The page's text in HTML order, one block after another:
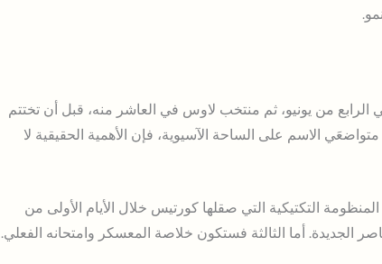
من يونيو، ثم منتخب لاوس في العاشر منه، قبل أن تختتم
الاسم على الساحة الآسيوية، فإن الأهمية الحقيقية لا
التكتيكية التي صقلها كورتيس خلال الأيام الأولى من
الجديدة. أما الثالثة فستكون خلاصة المعسكر وامتحانه الفعلي.